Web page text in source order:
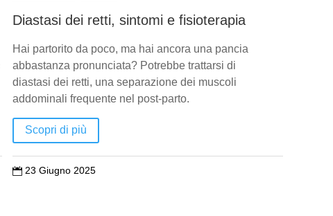
Diastasi dei retti, sintomi e fisioterapia
Hai partorito da poco, ma hai ancora una pancia
abbastanza pronunciata? Potrebbe trattarsi di
diastasi dei retti, una separazione dei muscoli
addominali frequente nel post-parto.
Scopri di più
 23 Giugno 2025